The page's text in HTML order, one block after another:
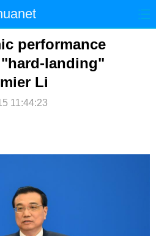
国际
法治
科技
performance
landing"
Li
11:44:23